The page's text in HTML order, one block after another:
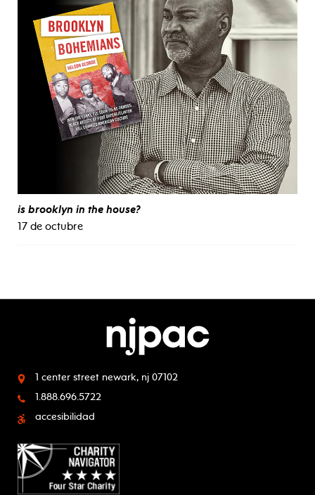
is brooklyn in the house?
17 de octubre
1 center street newark, nj 07102
1.888.696.5722
accesibilidad